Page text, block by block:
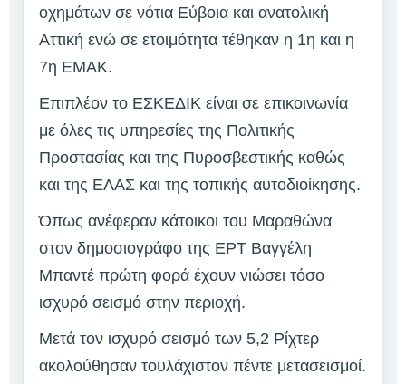
οχημάτων σε νότια Εύβοια και ανατολική
Αττική ενώ σε ετοιμότητα τέθηκαν η 1η και η
7η ΕΜΑΚ.
Επιπλέον το ΕΣΚΕΔΙΚ είναι σε επικοινωνία
με όλες τις υπηρεσίες της Πολιτικής
Προστασίας και της Πυροσβεστικής καθώς
και της ΕΛΑΣ και της τοπικής αυτοδιοίκησης.
Όπως ανέφεραν κάτοικοι του Μαραθώνα
στον δημοσιογράφο της ΕΡΤ Βαγγέλη
Μπαντέ πρώτη φορά έχουν νιώσει τόσο
ισχυρό σεισμό στην περιοχή.
Μετά τον ισχυρό σεισμό των 5,2 Ρίχτερ
ακολούθησαν τουλάχιστον πέντε μετασεισμοί.